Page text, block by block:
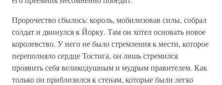
Пророчество сбылось: король, мобилизовав силы, собрал
солдат и двинулся к Йорку. Там он хотел основать новое
королевство. У него не было стремления к мести, которое
переполняло сердце Тостига, он лишь стремился
проявить себя великодушным и мудрым правителем. Как
только он приблизился к стенам, которые были легко